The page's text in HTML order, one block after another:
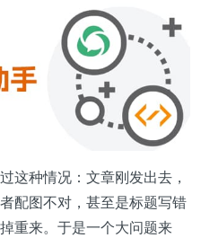
这种情况：文章刚发出去，
配图不对，甚至是标题写错
重来。于是一个大问题来